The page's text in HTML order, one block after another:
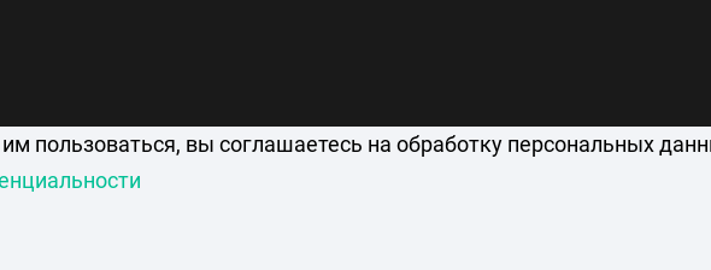
пользоваться, вы соглашаетесь на обработку персональных